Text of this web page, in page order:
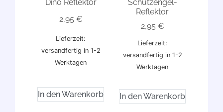
Dino Reflektor
2,95 €
Lieferzeit:
versandfertig in 1-2
Werktagen
In den Warenkorb
Schutzengel-
Reflektor
2,95 €
Lieferzeit:
versandfertig in 1-2
Werktagen
In den Warenkorb